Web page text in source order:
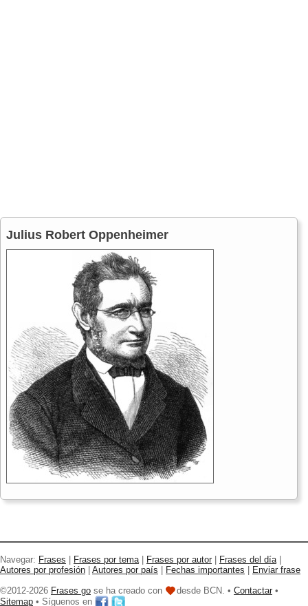
Julius Robert Oppenheimer
Navegar: Frases Frases por tema Frases por autor Frases del día
Autores por profesión
Autores por país Fechas importantes
Enviar frase
©2012-2026 Frases go se ha creado con desde BCN. • Contactar •
Sitemap • Síguenos en